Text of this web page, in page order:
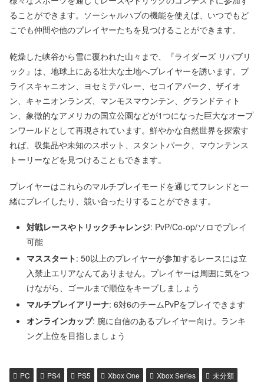
ることができます。ソーシャルハブの機能を使えば、いつでもど
こでも仲間や他のプレイヤーたちを見つけることができます。
乾燥した峡谷から雪に覆われた山々まで、『ライダーズ リパブリ
ック』は、地球上にある壮大な土地へプレイヤーを誘います。ブ
ライスキャニオン、ヨセミテバレー、セコイアパーク、ザイオ
ン、キャニオンランズ、マンモスマウンテン、グランドティト
ン、象徴的なアメリカの国立公園などが1つになった巨大なオープ
ンワールドとして再現されています。鮮やかな自然世界を探索す
れば、収集品や未知のスポット、スタントパーク、マウンテンス
トーリーなどを見つけることもできます。
プレイヤーはこれらのマルチプレイモードを通じてフレンドと一
緒にプレイしたり、競い合ったりすることができます。
対戦レースやトリックチャレンジ: PvP/Co-op/ソロでプレイ
可能
マススタート: 50以上のプレイヤーが参加するレースには立
入禁止エリアなんてありません。プレイヤーは周囲に気をつ
けながら、ゴールまで順位をキープしましょう
マルチプレイアリーナ: 6対6のチームPvPをプレイできます
オンラインカップ: 腕に自信のあるプレイヤー向け。ランキ
ング上位を目指しましょう
PC PS4 PS5 Xbox One Xbox Series 未分類